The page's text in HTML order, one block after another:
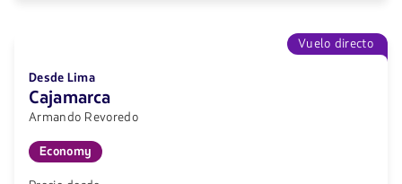
Vuelo directo
Desde Lima
Cajamarca
Armando Revoredo
Economy